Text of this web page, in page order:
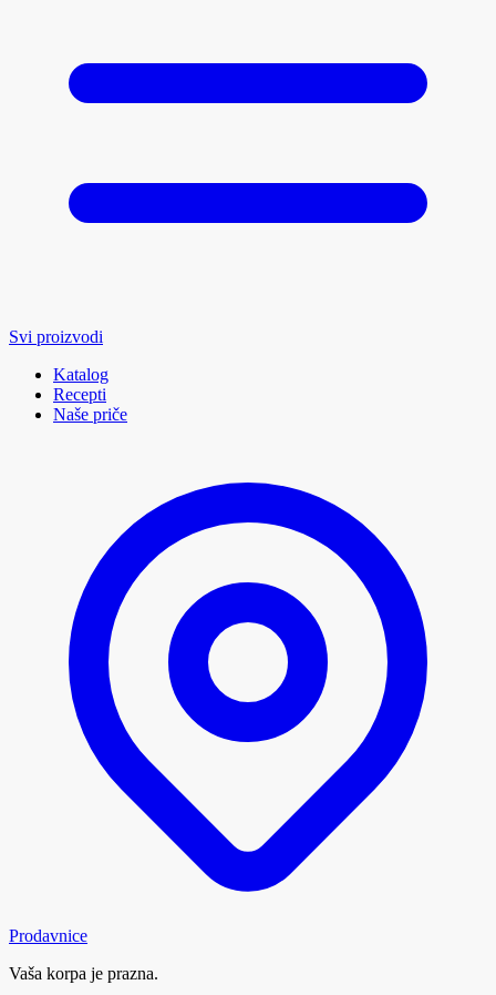
Svi proizvodi
Katalog
Recepti
Naše priče
Prodavnice
Vaša korpa je prazna.